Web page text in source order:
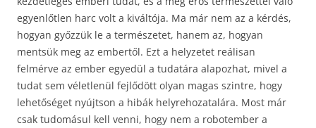
egyenlőtlen harc volt a kiváltója. Ma már nem az a kérdés,
hogyan győzzük le a természetet, hanem az, hogyan
mentsük meg az embertől. Ezt a helyzetet reálisan
felmérve az ember egyedül a tudatára alapozhat, mivel a
tudat sem véletlenül fejlődött olyan magas szintre, hogy
lehetőséget nyújtson a hibák helyrehozatalára. Most már
csak tudomásul kell venni, hogy nem a robotember a